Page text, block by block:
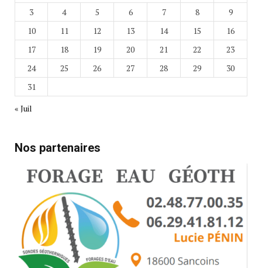
3
4 5 6 7 8
9
10
11 12 13 14 15
16
17
18 19 20 21 22
23
24
25 26 27 28 29
30
31
« Juil
Nos partenaires